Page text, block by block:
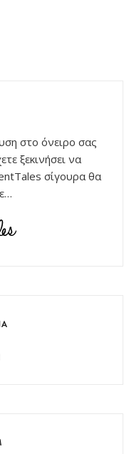
στο όνειρο σας
ξεκινήσει να
σίγουρα θα